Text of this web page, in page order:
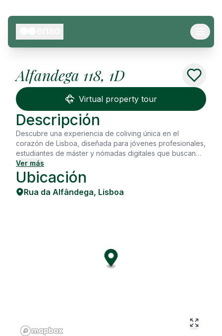
Alfandega 118, 1D
See all22Photos
Virtual property tour
Descripción
Descubre una experiencia de coliving única en el
corazón de Lisboa, diseñada para jóvenes profesionales,
estudiantes de máster y nómadas digitales que buscan
mucho más que un simple lugar donde vivir. Ubicado en
un edificio histórico con más de 300 años de antigüedad,
este amplio apartamento de cuatro habitaciones combina
el encanto de la arquitectura tradicional lisboeta con la
privacidad como de la comunidad. Pensado para
fomentar la conexión entre sus residentes, los espacios
excelentes conexiones de transporte público. Ya sea que
Ver más
Ubicación
Rua da Alfândega, Lisboa